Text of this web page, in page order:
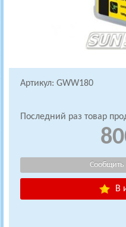
Артикул: GWW180
Последний раз товар
В